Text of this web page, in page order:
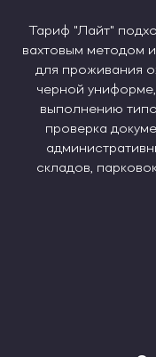
Тариф "Лайт"
вахтовым методом
для проживания
черной
выполнению
проверка
складов,
Тариф "Лайт"
вахтовым методом
черной
выполнению
проверка
складов,
Тариф "Лайт"
вахтовым методом
черной
выполнению
проверка
складов,